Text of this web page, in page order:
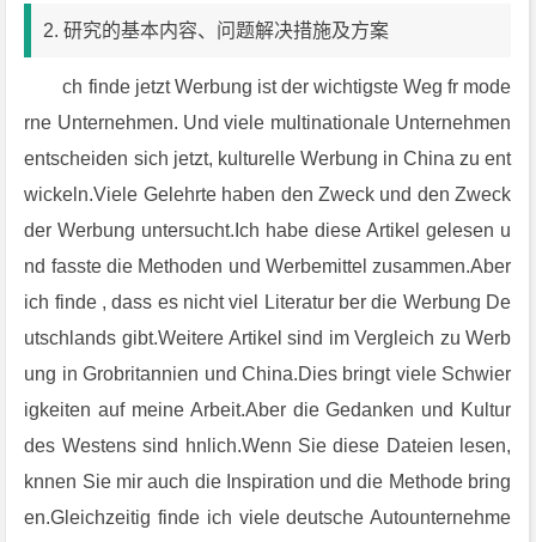
2. 研究的基本内容、问题解决措施及方案
ch finde jetzt Werbung ist der wichtigste Weg fr mode
rne Unternehmen. Und viele multinationale Unternehmen
entscheiden sich jetzt, kulturelle Werbung in China zu ent
wickeln.Viele Gelehrte haben den Zweck und den Zweck
der Werbung untersucht.Ich habe diese Artikel gelesen u
nd fasste die Methoden und Werbemittel zusammen.Aber
ich finde , dass es nicht viel Literatur ber die Werbung De
utschlands gibt.Weitere Artikel sind im Vergleich zu Werb
ung in Grobritannien und China.Dies bringt viele Schwier
igkeiten auf meine Arbeit.Aber die Gedanken und Kultur
des Westens sind hnlich.Wenn Sie diese Dateien lesen,
knnen Sie mir auch die Inspiration und die Methode bring
en.Gleichzeitig finde ich viele deutsche Autounternehme